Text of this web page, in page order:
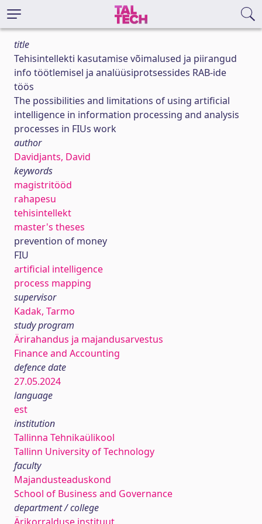
title
Tehisintellekti kasutamise võimalused ja piirangud
info töötlemisel ja analüüsiprotsessides RAB-ide
töös
The possibilities and limitations of using artificial
intelligence in information processing and analysis
processes in FIUs work
author
Davidjants, David
keywords
magistritööd
rahapesu
tehisintellekt
master's theses
prevention of money
FIU
artificial intelligence
process mapping
supervisor
Kadak, Tarmo
study program
Ärirahandus ja majandusarvestus
Finance and Accounting
defence date
27.05.2024
language
est
institution
Tallinna Tehnikaülikool
Tallinn University of Technology
faculty
Majandusteaduskond
School of Business and Governance
department / college